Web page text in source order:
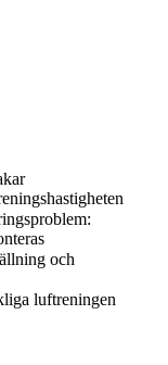
och
luftreningen